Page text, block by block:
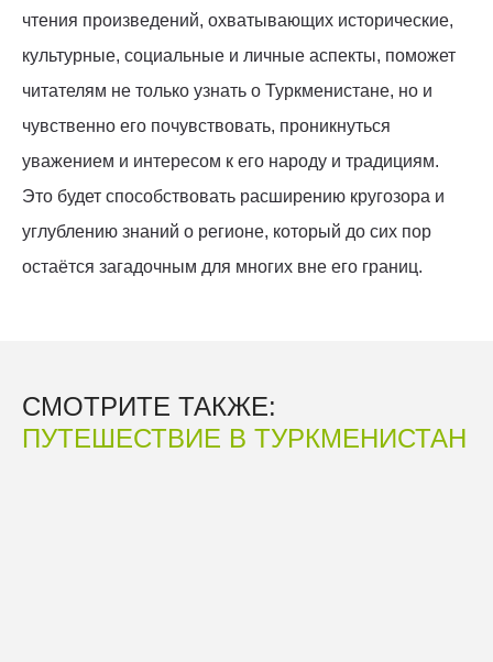
чтения произведений, охватывающих исторические,
культурные, социальные и личные аспекты, поможет
читателям не только узнать о Туркменистане, но и
чувственно его почувствовать, проникнуться
уважением и интересом к его народу и традициям.
Это будет способствовать расширению кругозора и
углублению знаний о регионе, который до сих пор
остаётся загадочным для многих вне его границ.
СМОТРИТЕ ТАКЖЕ:
ПУТЕШЕСТВИЕ В ТУРКМЕНИСТАН